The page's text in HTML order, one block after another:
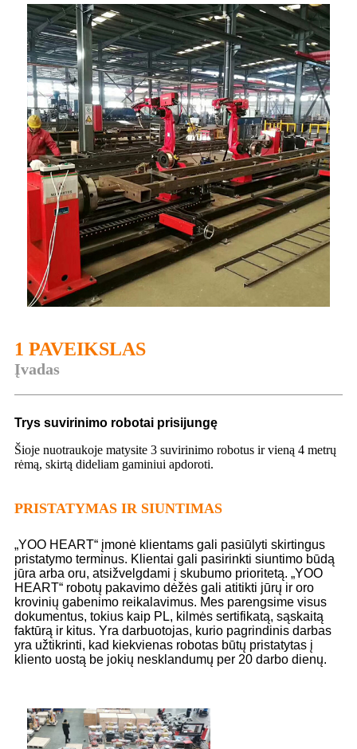
1 PAVEIKSLAS
Įvadas
Trys suvirinimo robotai prisijungę
Šioje nuotraukoje matysite 3 suvirinimo robotus ir vieną 4 metrų
rėmą, skirtą dideliam gaminiui apdoroti.
PRISTATYMAS IR SIUNTIMAS
„YOO HEART“ įmonė klientams gali pasiūlyti skirtingus
pristatymo terminus. Klientai gali pasirinkti siuntimo būdą
jūra arba oru, atsižvelgdami į skubumo prioritetą. „YOO
HEART“ robotų pakavimo dėžės gali atitikti jūrų ir oro
krovinių gabenimo reikalavimus. Mes parengsime visus
dokumentus, tokius kaip PL, kilmės sertifikatą, sąskaitą
faktūrą ir kitus. Yra darbuotojas, kurio pagrindinis darbas
yra užtikrinti, kad kiekvienas robotas būtų pristatytas į
kliento uostą be jokių nesklandumų per 20 darbo dienų.